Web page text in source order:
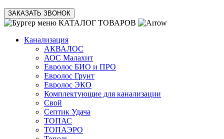
ЗАКАЗАТЬ ЗВОНОК
КАТАЛОГ ТОВАРОВ
Канализация
АКВАЛОС
АОС Малахит
Евролос БИО и ПРО
Евролос Грунт
Евролос ЭКО
Комплектующие для канализации
Свой
Септик Удача
ТОПАС
ТОПАЭРО